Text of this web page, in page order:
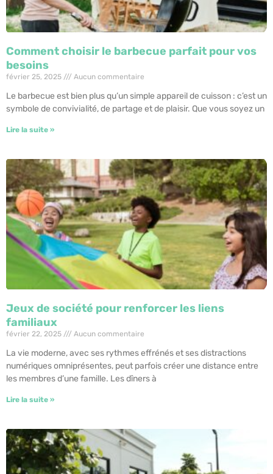
Comment choisir le barbecue parfait pour vos
besoins
février 25, 2025 Aucun commentaire
Le barbecue est bien plus qu’un simple appareil de cuisson : c’est un
symbole de convivialité, de partage et de plaisir. Que vous soyez un
Lire la suite »
Jeux de société pour renforcer les liens
familiaux
février 22, 2025 Aucun commentaire
La vie moderne, avec ses rythmes effrénés et ses distractions
numériques omniprésentes, peut parfois créer une distance entre
les membres d’une famille. Les dîners à
Lire la suite »